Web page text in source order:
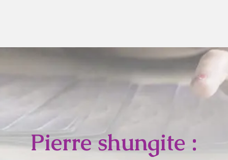
Pierre shungite :